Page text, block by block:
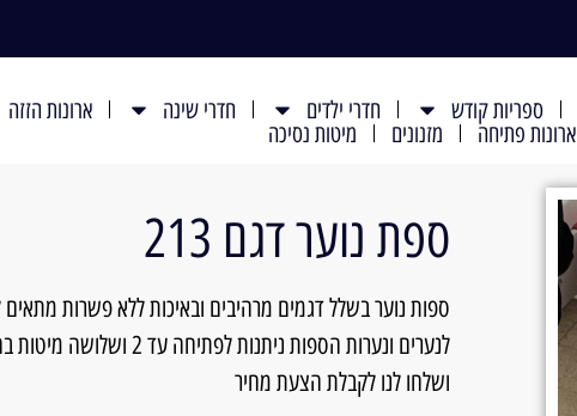
ספריות קודש חדרי ילדים חדרי שינה
ארונות הזזה
ארונות פתיחה
מזנונים מיטות נסיכה
ספת נוער דגם 213
ספות נוער בשלל דגמים מרהיבים ובאיכות ללא פשרות
לנערים ונערות הספות ניתנות
ושלחו לנו לקבלת הצעת מחיר